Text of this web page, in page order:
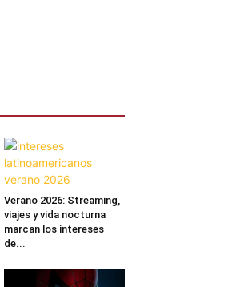
Verano 2026: Streaming,
viajes y vida nocturna
marcan los intereses
de...